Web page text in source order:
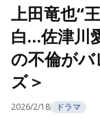
上田竜也“
白…佐津川
の不倫が
ズ＞
2026/2/18 ドラマ